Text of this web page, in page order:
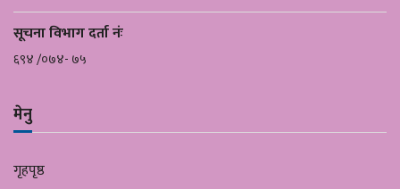
सूचना विभाग दर्ता नंः
६९४ /०७४- ७५
मेनु
गृहपृष्ठ